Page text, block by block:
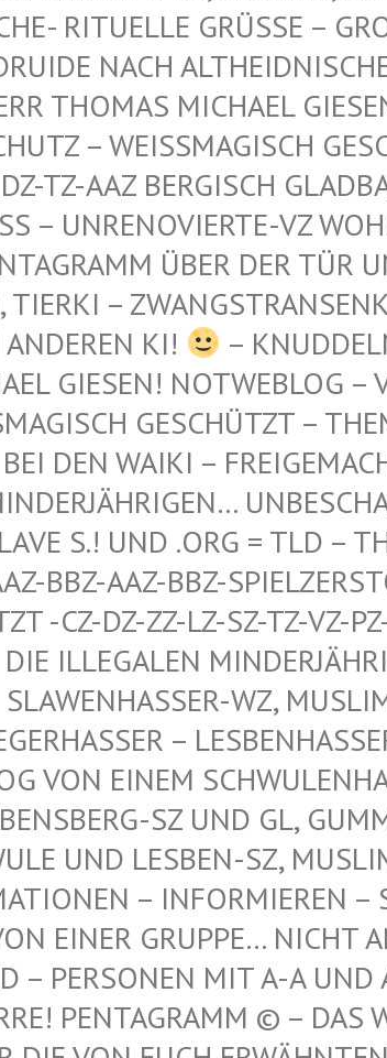
GRÜSSE –
ALTHEIDNISCHEN
MICHAEL GIESEN –
WEISSMAGISCH
BERGISCH GLADBACH –
VZ WOHNUNG
ÜBER DER TÜR UND
ZWANGSTRANSENKI… –
KI!
–
GIESEN! NOTWEBLOG –
GESCHÜTZT –
DEN WAIKI –
S.! UND .ORG = TLD –
AAZ-BBZ-
CZ-DZ-ZZ-LZ-SZ-TZ-VZ-PZ-
WZ,
– LESBENHASSER-
EINEM
SZ UND GL,
UND LESBEN-SZ,
– INFORMIEREN –
GRUPPE… NICHT
MIT A-A UND A-
© – DAS